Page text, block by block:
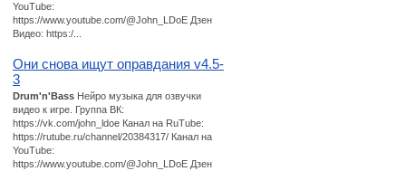
YouTube:
https://www.youtube.com/@John_LDoE Дзен
Видео: https:/...
Они снова ищут оправдания v4.5-
3
Drum'n'Bass Нейро музыка для озвучки
видео к игре. Группа ВК:
https://vk.com/john_ldoe Канал на RuTube:
https://rutube.ru/channel/20384317/ Канал на
YouTube:
https://www.youtube.com/@John_LDoE Дзен